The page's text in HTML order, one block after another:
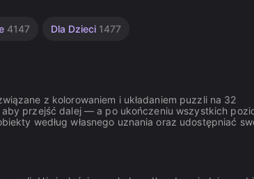
4147 Dla Dzieci 1477
z kolorowaniem i układaniem puzzli na 32
aby przejść dalej — a po ukończeniu wszystkich
według własnego uznania oraz udostępniać